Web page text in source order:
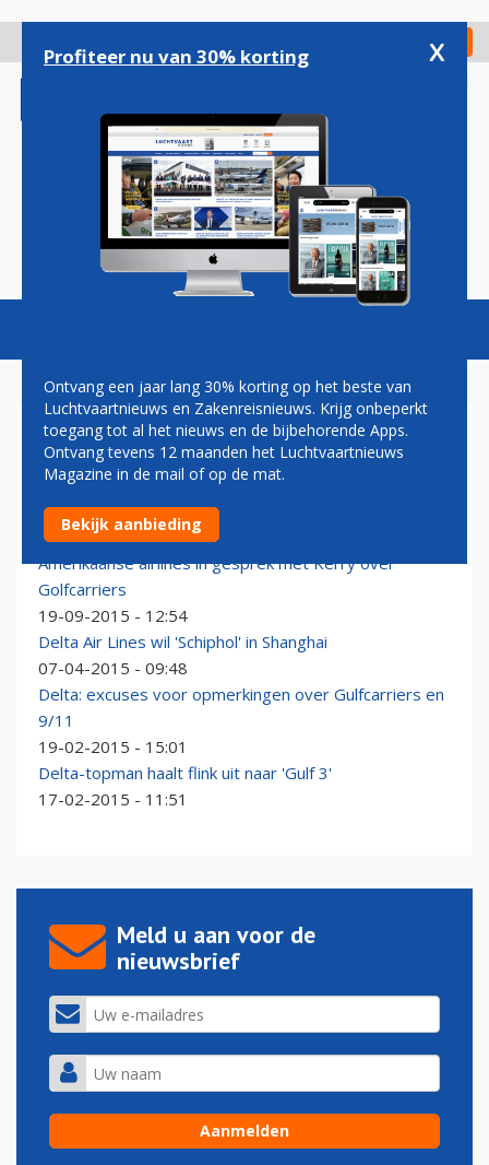
gaan
Check in
Magazine Podcasts Vacatures
ANDERSON
Belangenclub ergert zich aan topman Qatar Airways
12-03-2016 - 10:46
Amerikaanse airlines in gesprek met Kerry over
Golfcarriers
19-09-2015 - 12:54
Delta Air Lines wil 'Schiphol' in Shanghai
07-04-2015 - 09:48
Delta: excuses voor opmerkingen over Gulfcarriers en
9/11
19-02-2015 - 15:01
Delta-topman haalt flink uit naar 'Gulf 3'
17-02-2015 - 11:51
Meld u aan voor de
nieuwsbrief
Profiteer nu van 30% korting x
Ontvang een jaar lang 30% korting op het beste van
Luchtvaartnieuws en Zakenreisnieuws. Krijg onbeperkt
toegang tot al het nieuws en de bijbehorende Apps.
Ontvang tevens 12 maanden het Luchtvaartnieuws
Magazine in de mail of op de mat.
Bekijk aanbieding